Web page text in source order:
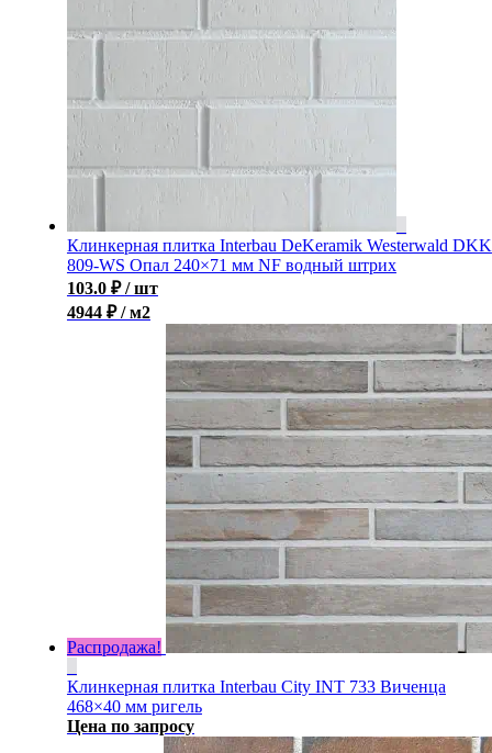
Клинкерная плитка Interbau DeKeramik Westerwald DKK
809-WS Опал 240×71 мм NF водный штрих
103.0 ₽ / шт
4944 ₽ / м2
Распродажа!
Клинкерная плитка Interbau City INT 733 Виченца
468×40 мм ригель
Цена по запросу